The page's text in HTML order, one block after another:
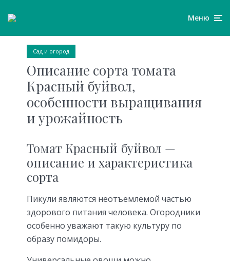
Меню
Сад и огород
Описание сорта томата
Красный буйвол,
особенности выращивания
и урожайность
Томат Красный буйвол —
описание и характеристика
сорта
Пикули являются неотъемлемой частью
здорового питания человека. Огородники
особенно уважают такую культуру по
образу помидоры.